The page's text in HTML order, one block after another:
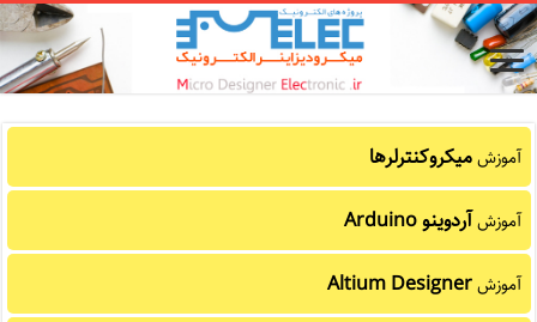
آموزشمیکروکنترلرها
آموزشآردوینو Arduino
آموزشAltium Designer